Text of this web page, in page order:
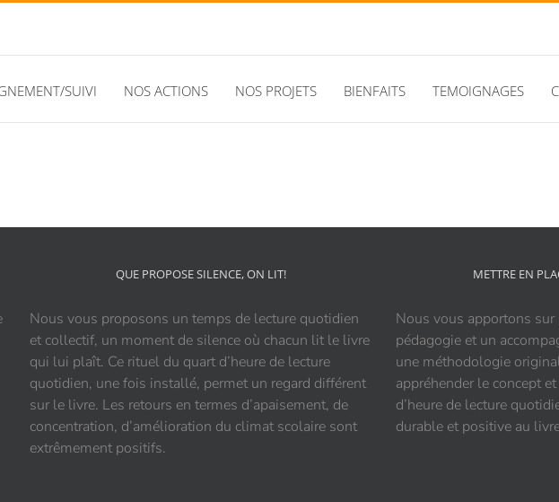
SUIVI NOS ACTIONS NOS PROJETS BIENFAITS TEMOIGNAGES
QUE PROPOSE SILENCE, ON LIT!
Nous vous proposons un temps de lecture quotidien
et collectif, un moment de silence où chacun lit le livre
qui lui plaît. Ce rituel du quart d’heure de lecture
quotidien, une fois installé, permet un regard différent
sur le livre. Les retours en termes d’apaisement, de
concentration, d’amélioration du climat scolaire sont
extrêmement positifs.
METTRE EN
Nous vous apportons
pédagogie et un
une méthodologie
appréhender le concept
d’heure de lecture
durable et positive au